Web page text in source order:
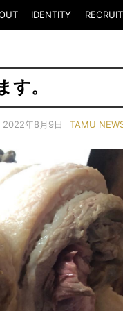
IDENTITY RECRUIT
。
2022年8月9日 TAMU